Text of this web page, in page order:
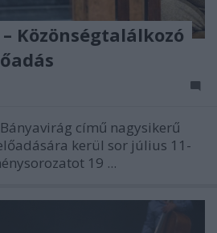
Közönségtalálkozó
című nagysikerű
kerül sor július 11-
19 ...